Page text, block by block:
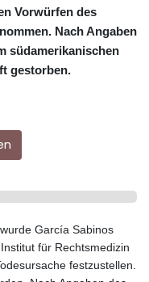
Vorwürfen des
Nach Angaben
südamerikanischen
gestorben.
García Sabinos
für Rechtsmedizin
festzustellen.